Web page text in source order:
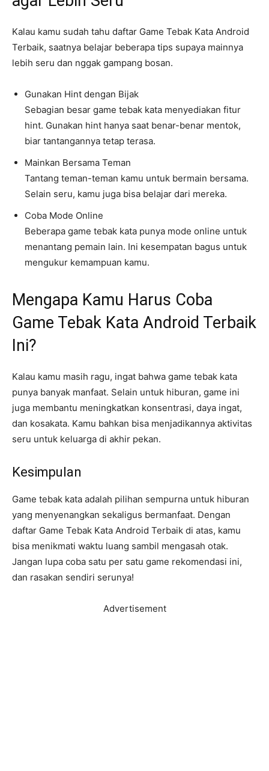
Kalau kamu sudah tahu daftar Game Tebak Kata Android
Terbaik, saatnya belajar beberapa tips supaya mainnya
lebih seru dan nggak gampang bosan.
Gunakan Hint dengan Bijak
Sebagian besar game tebak kata menyediakan fitur
hint. Gunakan hint hanya saat benar-benar mentok,
biar tantangannya tetap terasa.
Mainkan Bersama Teman
Tantang teman-teman kamu untuk bermain bersama.
Selain seru, kamu juga bisa belajar dari mereka.
Coba Mode Online
Beberapa game tebak kata punya mode online untuk
menantang pemain lain. Ini kesempatan bagus untuk
mengukur kemampuan kamu.
Mengapa Kamu Harus Coba
Game Tebak Kata Android Terbaik
Ini?
Kalau kamu masih ragu, ingat bahwa game tebak kata
punya banyak manfaat. Selain untuk hiburan, game ini
juga membantu meningkatkan konsentrasi, daya ingat,
dan kosakata. Kamu bahkan bisa menjadikannya aktivitas
seru untuk keluarga di akhir pekan.
Kesimpulan
Game tebak kata adalah pilihan sempurna untuk hiburan
yang menyenangkan sekaligus bermanfaat. Dengan
daftar Game Tebak Kata Android Terbaik di atas, kamu
bisa menikmati waktu luang sambil mengasah otak.
Jangan lupa coba satu per satu game rekomendasi ini,
dan rasakan sendiri serunya!
Advertisement